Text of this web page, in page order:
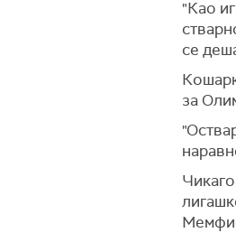
"Као
се
за